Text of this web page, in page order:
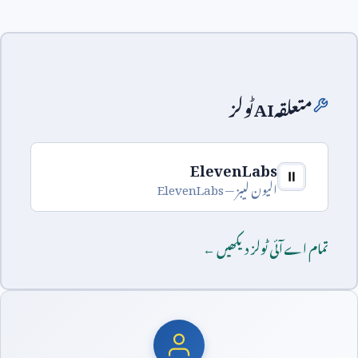
متعلقہAIٹولز
ElevenLabs
الیون لیبز —ElevenLabs
تمام اے آئی ٹولز دیکھیں ←